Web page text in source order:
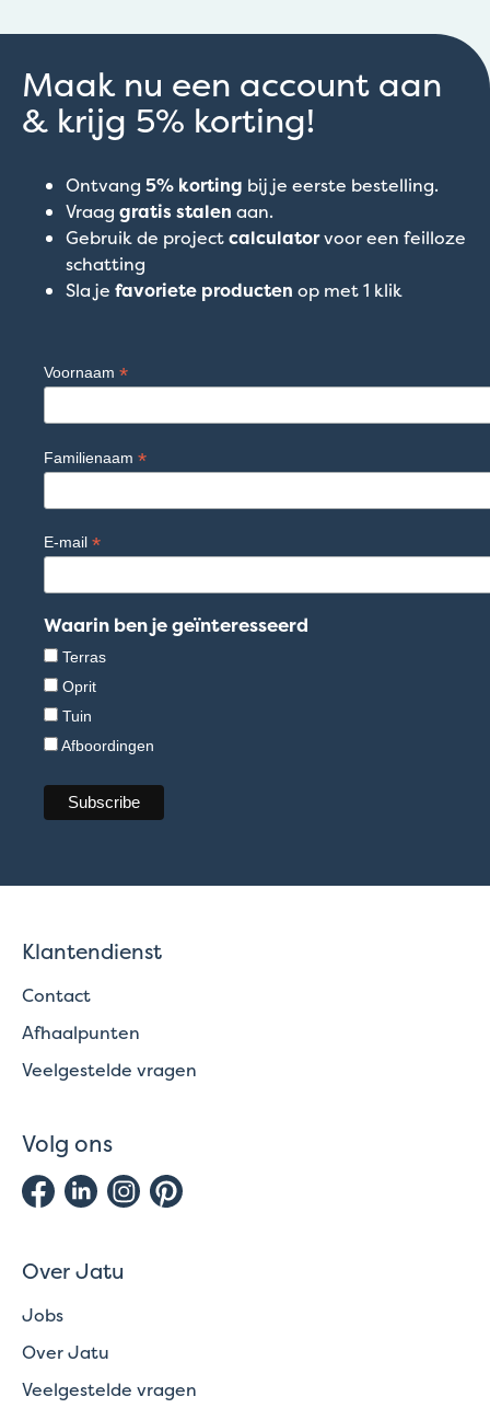
Maak nu een account aan
& krijg 5% korting!
Ontvang 5% korting bij je eerste bestelling.
Vraag gratis stalen aan.
Gebruik de projectcalculatorvoor een feilloze
schatting
Sla je favoriete producten op met 1 klik
Voornaam *
Familienaam *
E-mail *
Waarin ben je geïnteresseerd
Terras
Oprit
Tuin
Afboordingen
Klantendienst
Contact
Afhaalpunten
Veelgestelde vragen
Volg ons
Over Jatu
Jobs
Over Jatu
Veelgestelde vragen